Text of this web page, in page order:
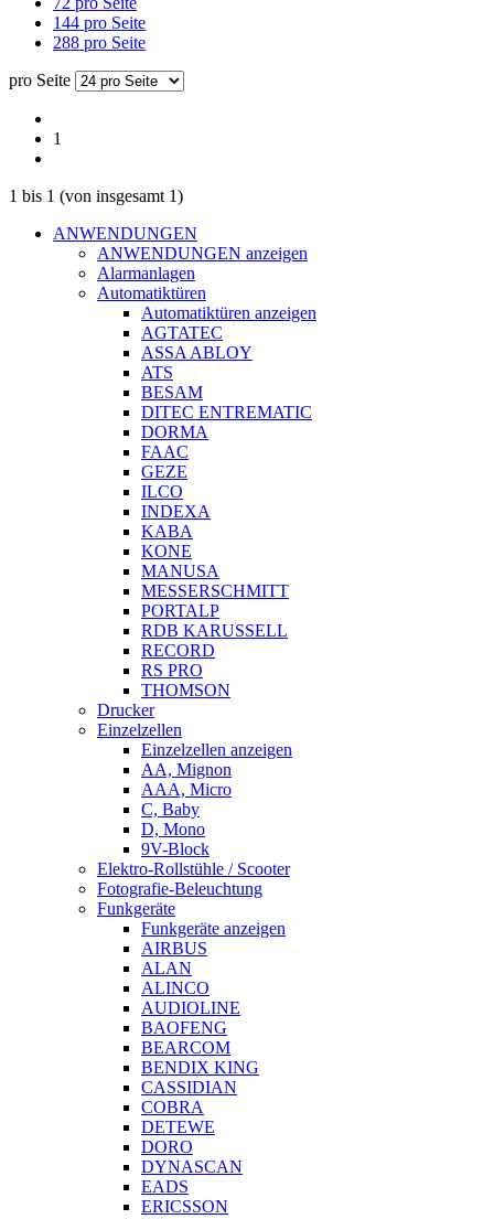
144 pro Seite
288 pro Seite
pro Seite
1
1 bis 1 (von insgesamt 1)
ANWENDUNGEN
ANWENDUNGEN anzeigen
Alarmanlagen
Automatiktüren
Automatiktüren anzeigen
AGTATEC
ASSA ABLOY
ATS
BESAM
DITEC ENTREMATIC
DORMA
FAAC
GEZE
ILCO
INDEXA
KABA
KONE
MANUSA
MESSERSCHMITT
PORTALP
RDB KARUSSELL
RECORD
RS PRO
THOMSON
Drucker
Einzelzellen
Einzelzellen anzeigen
AA, Mignon
AAA, Micro
C, Baby
D, Mono
9V-Block
Elektro-Rollstühle / Scooter
Fotografie-Beleuchtung
Funkgeräte
Funkgeräte anzeigen
AIRBUS
ALAN
ALINCO
AUDIOLINE
BAOFENG
BEARCOM
BENDIX KING
CASSIDIAN
COBRA
DETEWE
DORO
DYNASCAN
EADS
ERICSSON